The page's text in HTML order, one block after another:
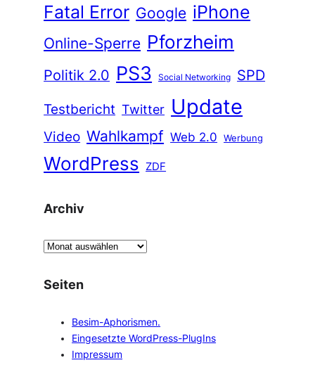
Fatal Error Google iPhone
Online-Sperre Pforzheim
Politik 2.0 PS3 Social Networking
SPD
Testbericht Twitter Update
Video Wahlkampf Web 2.0 Werbung
WordPress ZDF
Archiv
A
c
Seiten
Besim-Aphorismen.
Eingesetzte WordPress-PlugIns
Impressum